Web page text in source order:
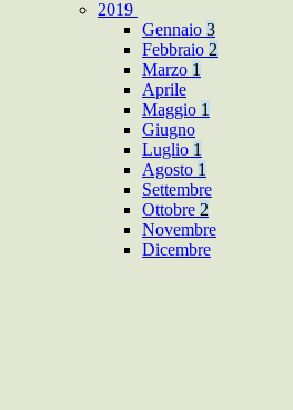
2019
Gennaio 3
Febbraio 2
Marzo 1
Aprile
Maggio 1
Giugno
Luglio 1
Agosto 1
Settembre
Ottobre 2
Novembre
Dicembre